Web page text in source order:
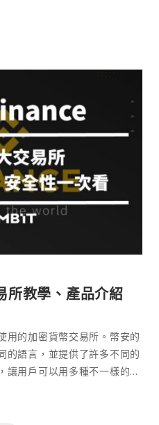
所教學、產品介紹
用的加密貨幣交易所。幣安的
的語言，並提供了許多不同的
讓用戶可以用多種不一樣的方